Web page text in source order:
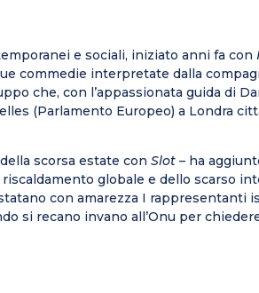
e sociali, iniziato anni fa con
commedie interpretate dalla
che, con l’appassionata guida di
(Parlamento Europeo) a Londra
scorsa estate con Slot – ha
globale e dello scarso
con amarezza I rappresentanti
si recano invano all’Onu per